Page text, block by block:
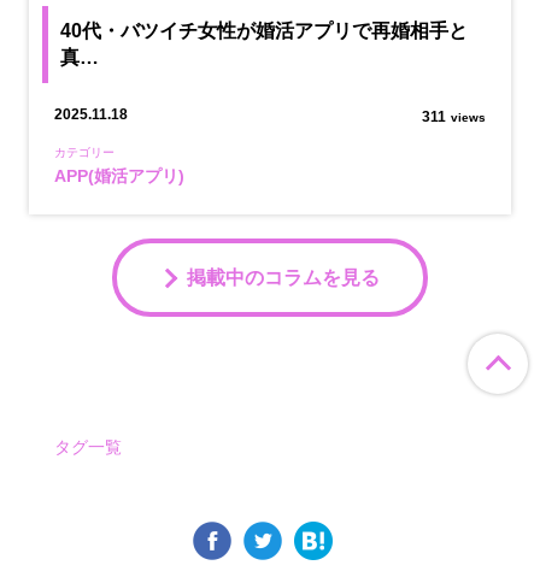
40代・バツイチ女性が婚活アプリで再婚相手と
真…
2025.11.18 311 views
カテゴリー
APP(婚活アプリ)
掲載中のコラムを見る
タグ一覧